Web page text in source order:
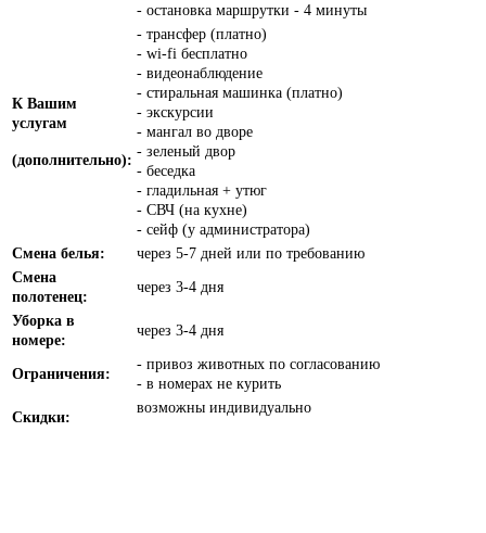
- остановка маршрутки - 4 минуты
К Вашим
услугам
(дополнительно):
- трансфер (платно)
- wi-fi бесплатно
- видеонаблюдение
- стиральная машинка (платно)
- экскурсии
- мангал во дворе
- зеленый двор
- беседка
- гладильная + утюг
- СВЧ (на кухне)
- сейф (у администратора)
Смена белья:
через 5-7 дней или по требованию
Смена
полотенец:
через 3-4 дня
Уборка в
номере:
через 3-4 дня
Ограничения:
- привоз животных по согласованию
- в номерах не курить
Скидки:
возможны индивидуально